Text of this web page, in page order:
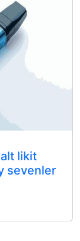
likit
sevenler